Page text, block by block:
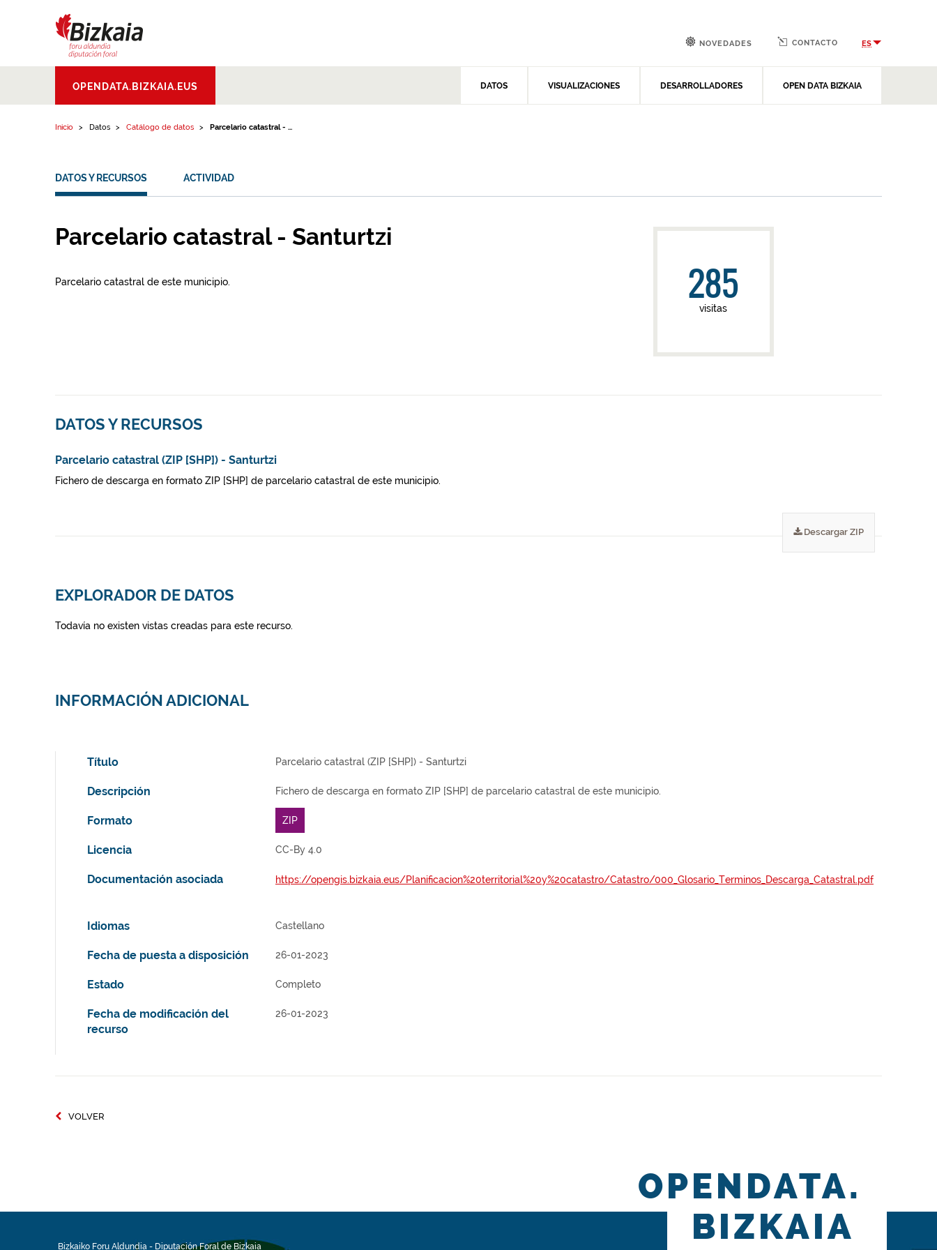
Aldundia.Diputacion
Foral de Bizkaia
OPENDATA.BIZKAIA.EUS DATOS VISUALIZACIONES DESARROLLADORES OPEN DATA BIZKAIA
NOVEDADES CONTACTO ES
Inicio Datos Catálogo de datos Parcelario catastral - ...
DATOS Y RECURSOS ACTIVIDAD
Parcelario catastral - Santurtzi
Parcelario catastral de este municipio. 285
visitas
DATOS Y RECURSOS
Parcelario catastral (ZIP [SHP]) - Santurtzi
Fichero de descarga en formato ZIP [SHP] de parcelario catastral de este municipio.
Descargar ZIP
EXPLORADOR DE DATOS
Todavía no existen vistas creadas para este recurso.
INFORMACIÓN ADICIONAL
Título Parcelario catastral (ZIP [SHP]) - Santurtzi
Descripción Fichero de descarga en formato ZIP [SHP] de parcelario catastral de este municipio.
Formato ZIP
Licencia CC-By 4.0
Documentación asociada https://opengis.bizkaia.eus/Planificacion%20territorial%20y%20catastro/Catastro/000_Glosario_Terminos_Descarga_Catastral.pdf
Idiomas Castellano
Fecha de puesta a disposición 26-01-2023
Estado Completo
Fecha de modificación del
recurso
26-01-2023
VOLVER
Bizkaiko Foru Aldundia - Diputación Foral de Bizkaia
OPENDATA.
BIZKAIA